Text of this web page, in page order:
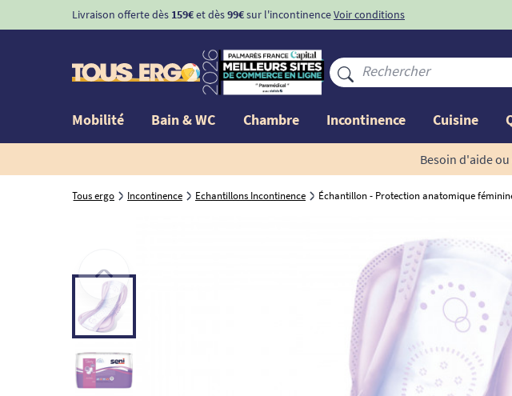
Livraison offerte dès 159€et dès99€sur l'incontinenceVoir conditions
Mobilité Bain & WC Chambre Incontinence Cuisine
Besoin d'aide ou
Tous ergo Incontinence Echantillons Incontinence Échantillon - Protection anatomique